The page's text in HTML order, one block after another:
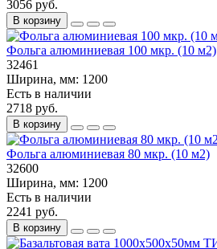
3056 руб.
В корзину
Фольга алюминиевая 100 мкр. (10 м2)
32461
Ширина, мм: 1200
Есть в наличии
2718 руб.
В корзину
Фольга алюминиевая 80 мкр. (10 м2)
32600
Ширина, мм: 1200
Есть в наличии
2241 руб.
В корзину